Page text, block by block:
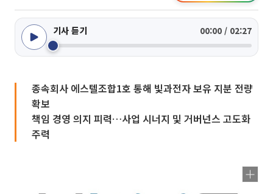
기사 듣기 00:00 / 02:27
종속회사 에스텔조합1호 통해 빛과전자 보유 지분 전량
확보
책임 경영 의지 피력…사업 시너지 및 거버넌스 고도화
주력